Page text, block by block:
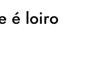
é loiro